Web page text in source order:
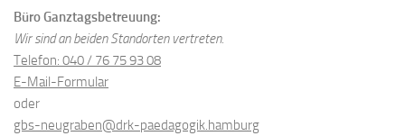
Büro Ganztagsbetreuung:
Wir sind an beiden Standorten vertreten.
Telefon: 040 / 76 75 93 08
E-Mail-Formular
oder
gbs-neugraben@drk-paedagogik.hamburg